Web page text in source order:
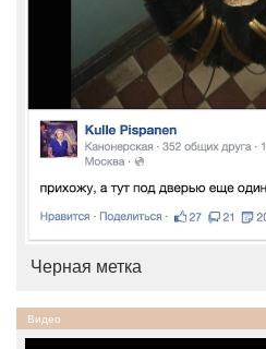
Черная метка
Видео